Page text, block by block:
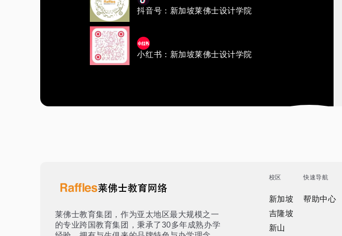
抖音号：新加坡莱佛士设计学院
小红书：新加坡莱佛士设计学院
莱佛士教育集团，作为亚太地区最大规模之一
的专业跨国教育集团，秉承了30多年成熟办学
校区
新加坡
吉隆坡
新山
快速导航
帮助中心